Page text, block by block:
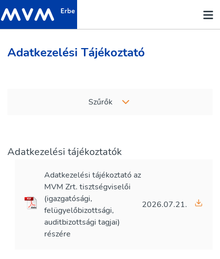
Adatkezelési Tájékoztató
Szűrők
Adatkezelési tájékoztatók
Adatkezelési tájékoztató az
MVM Zrt. tisztségviselői
(igazgatósági,
felügyelőbizottsági,
auditbizottsági tagjai)
részére
2026.07.21.